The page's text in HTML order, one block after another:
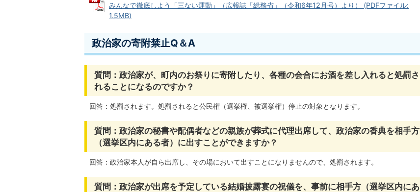
みんなで徹底しよう「三ない運動」（広報誌「総務省」（令和6年12月号）より） (PDFファイル:
1.5MB)
政治家の寄附禁止Q＆A
質問：政治家が、町内のお祭りに寄附したり、各種の会合にお酒を差し入れると処罰さ
れることになるのですか？
回答：処罰されます。処罰されると公民権（選挙権、被選挙権）停止の対象となります。
質問：政治家の秘書や配偶者などの親族が葬式に代理出席して、政治家の香典を相手方
（選挙区内にある者）に出すことができますか？
回答：政治家本人が自ら出席し、その場において出すことになりませんので、処罰されます。
質問：政治家が出席を予定している結婚披露宴の祝儀を、事前に相手方（選挙区内にあ